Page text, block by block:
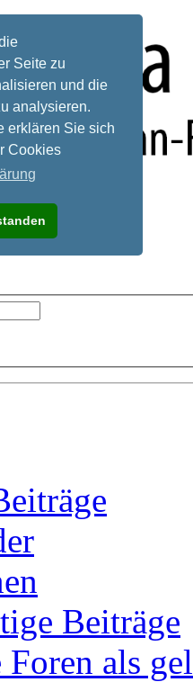
Seite zu
und die
analysieren.
erklären Sie sich
Cookies
Beiträge
als